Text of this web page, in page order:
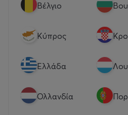
Βέλγιο
Κύπρος
Eλλάδα
Ολλανδία